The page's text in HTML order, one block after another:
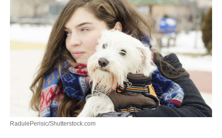
RadulePerisic/Shutterstock.com
pecodogs
いぬ部をフォロー
pecocats
ねこ部をフォロー
アプリをダウンロードする